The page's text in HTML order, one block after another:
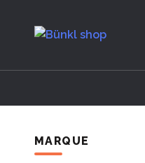
MARQUE